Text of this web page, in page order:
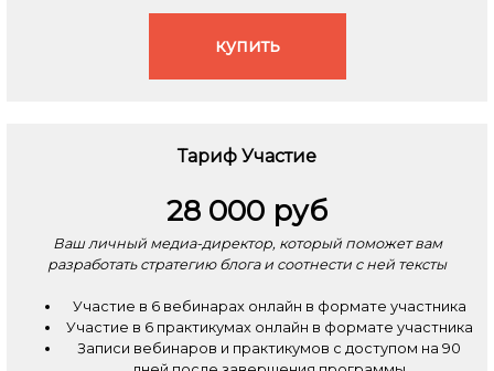
купить
Тариф Участие
28 000 руб
Ваш личный медиа-директор, который поможет вам
разработать стратегию блога и соотнести с ней тексты
Участие в 6 вебинарах онлайн в формате участника
Участие в 6 практикумах онлайн в формате участника
Записи вебинаров и практикумов с доступом на 90